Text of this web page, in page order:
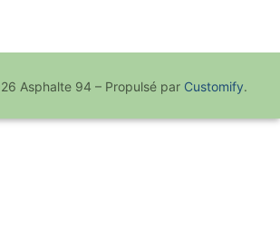
Asphalte 94 – Propulsé par Customify.